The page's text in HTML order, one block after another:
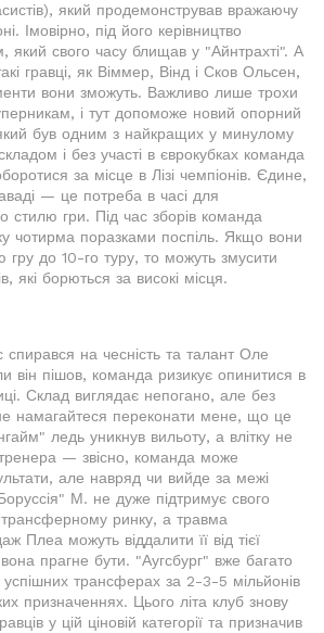
який продемонстрував вражаючу
Імовірно, під його керівництво
який свого часу блищав у "Айнтрахті". А
гравці, як Віммер, Вінд і Сков Ольсен,
вони зможуть. Важливо лише трохи
і тут допоможе новий опорний
був одним з найкращих у минулому
і без участі в єврокубках команда
за місце в Лізі чемпіонів. Єдине,
— це потреба в часі для
стилю гри. Під час зборів команда
чотирма поразками поспіль. Якщо вони
гру до 10-го туру, то можуть змусити
які борються за високі місця.
на чесність та талант Оле
він пішов, команда ризикує опинитися в
Склад виглядає непогано, але без
намагайтеся переконати мене, що це
ледь уникнув вильоту, а влітку не
тренера — звісно, команда може
але навряд чи вийде за межі
М. не дуже підтримує свого
ринку, а травма
Плеа можуть віддалити її від тієї
прагне бути. "Аугсбург" вже багато
успішних трансферах за 2-3-5 мільйонів
призначеннях. Цього літа клуб знову
у цій ціновій категорії та призначив